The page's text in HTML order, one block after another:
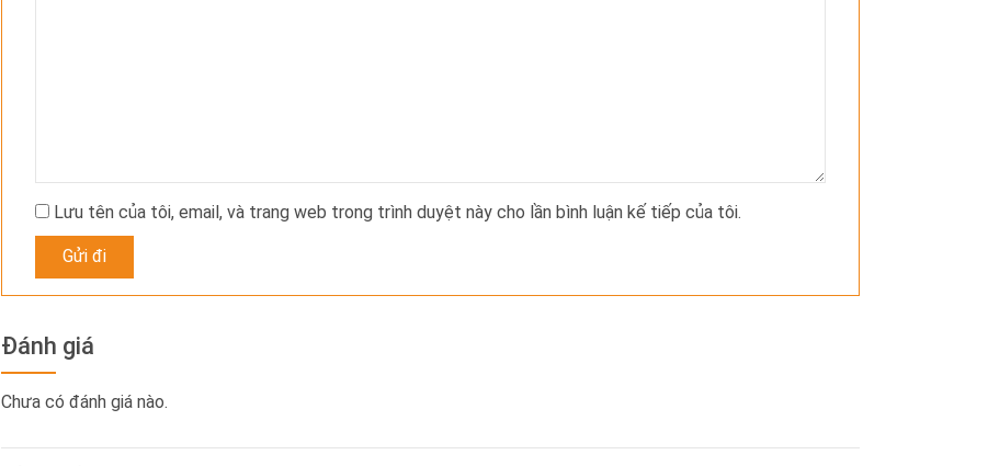
Lưu tên của tôi, email, và trang web trong trình duyệt này cho lần bình luận kế tiếp của tôi.
Đánh giá
Chưa có đánh giá nào.